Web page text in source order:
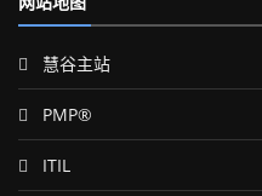
慧谷主站
PMP®
ITIL